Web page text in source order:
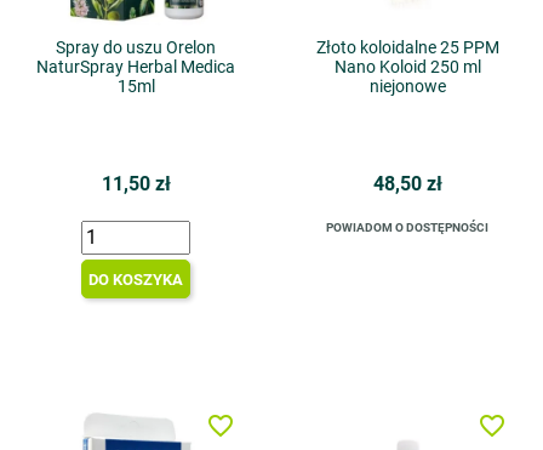
Spray do uszu Orelon
NaturSpray Herbal Medica
15ml
11,50 zł
DO KOSZYKA
Złoto koloidalne 25 PPM
Nano Koloid 250 ml
niejonowe
48,50 zł
POWIADOM O DOSTĘPNOŚCI
favorite_border favorite_border